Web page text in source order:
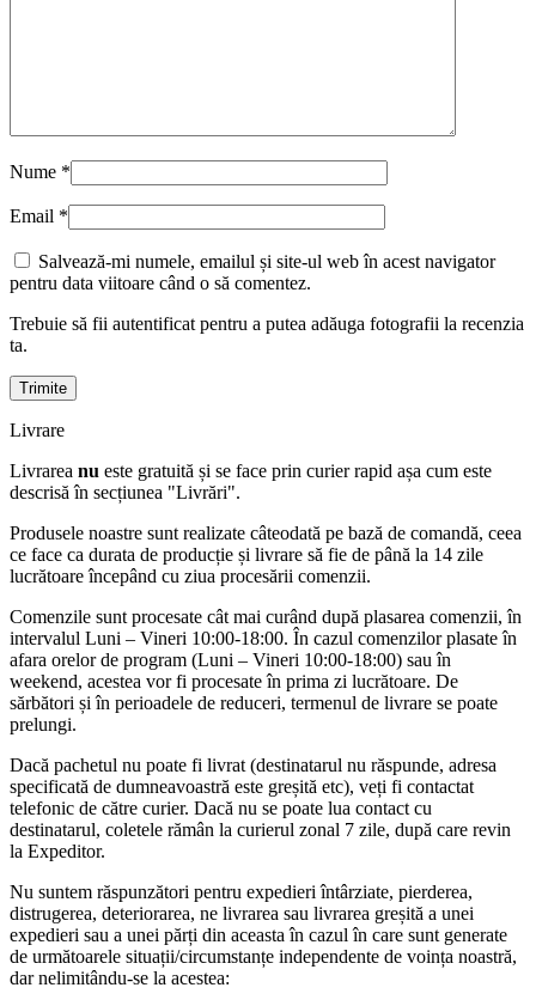
Nume *
Email *
Salvează-mi numele, emailul și site-ul web în acest navigator
pentru data viitoare când o să comentez.
Trebuie să fii autentificat pentru a putea adăuga fotografii la recenzia
ta.
Livrare
Livrarea nu este gratuită și se face prin curier rapid așa cum este
descrisă în secțiunea "Livrări".
Produsele noastre sunt realizate câteodată pe bază de comandă, ceea
ce face ca durata de producție și livrare să fie de până la 14 zile
lucrătoare începând cu ziua procesării comenzii.
Comenzile sunt procesate cât mai curând după plasarea comenzii, în
intervalul Luni – Vineri 10:00-18:00. În cazul comenzilor plasate în
afara orelor de program (Luni – Vineri 10:00-18:00) sau în
weekend, acestea vor fi procesate în prima zi lucrătoare. De
sărbători și în perioadele de reduceri, termenul de livrare se poate
prelungi.
Dacă pachetul nu poate fi livrat (destinatarul nu răspunde, adresa
specificată de dumneavoastră este greșită etc), veți fi contactat
telefonic de către curier. Dacă nu se poate lua contact cu
destinatarul, coletele rămân la curierul zonal 7 zile, după care revin
la Expeditor.
Nu suntem răspunzători pentru expedieri întârziate, pierderea,
distrugerea, deteriorarea, ne livrarea sau livrarea greșită a unei
expedieri sau a unei părți din aceasta în cazul în care sunt generate
de următoarele situații/circumstanțe independente de voința noastră,
dar nelimitându-se la acestea: